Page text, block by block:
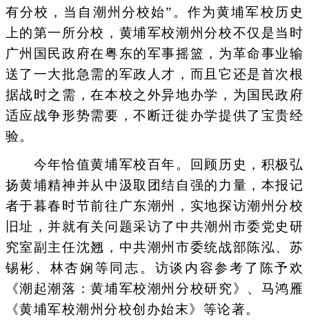
有分校，当自潮州分校始”。作为黄埔军校历史
上的第一所分校，黄埔军校潮州分校不仅是当时
广州国民政府在粤东的军事摇篮，为革命事业输
送了一大批急需的军政人才，而且它还是首次根
据战时之需，在本校之外异地办学，为国民政府
适应战争形势需要，不断迁徙办学提供了宝贵经
验。
今年恰值黄埔军校百年。回顾历史，积极弘
扬黄埔精神并从中汲取团结自强的力量，本报记
者于暮春时节前往广东潮州，实地探访潮州分校
旧址，并就有关问题采访了中共潮州市委党史研
究室副主任沈翘，中共潮州市委统战部陈泓、苏
锡彬、林杏娴等同志。访谈内容参考了陈予欢
《潮起潮落：黄埔军校潮州分校研究》、马鸿雁
《黄埔军校潮州分校创办始末》等论著。